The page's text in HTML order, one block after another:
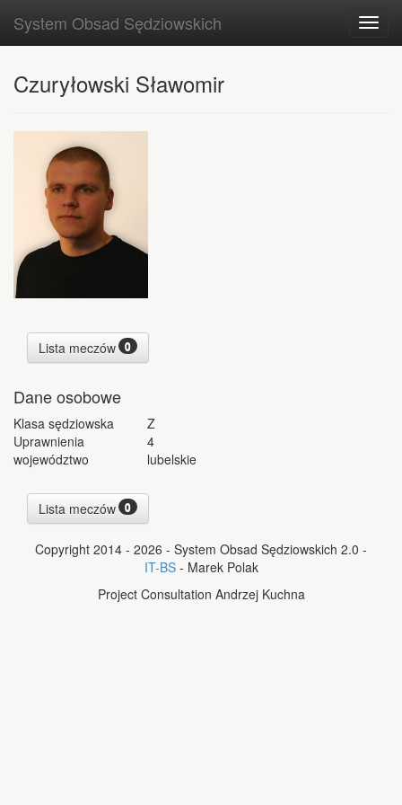
System Obsad Sędziowskich
Czuryłowski Sławomir
0
Lista meczów
Dane osobowe
Klasa sędziowska
Z
Uprawnienia
4
województwo
lubelskie
0
Lista meczów
Copyright 2014 - 2026 - System Obsad Sędziowskich 2.0 -
IT-BS- Marek Polak
Project Consultation Andrzej Kuchna